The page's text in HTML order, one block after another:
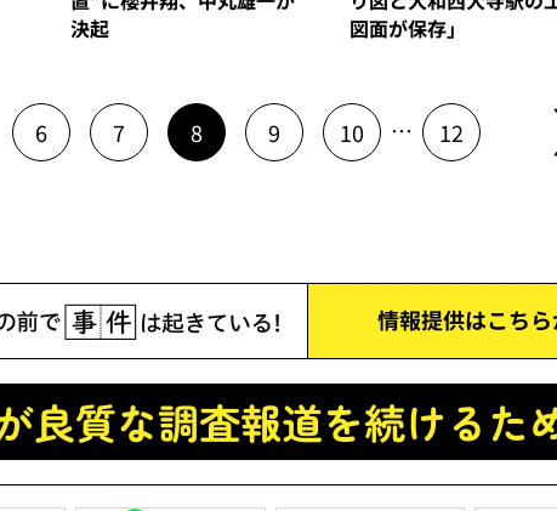
決起
図面が保存」
6 7 8 9 10 … 12